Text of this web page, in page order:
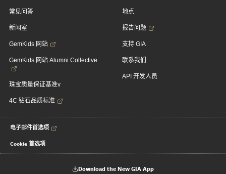
常见问答
新闻室
GemKids 网站
GemKids 网站 Alumni Collective
珠宝质量保证基准v
4C 钻石品质标准
地点
报告问题
支持 GIA
联系我们
API 开发人员
电子邮件首选项
Cookie 首选项
Download the New GIA App